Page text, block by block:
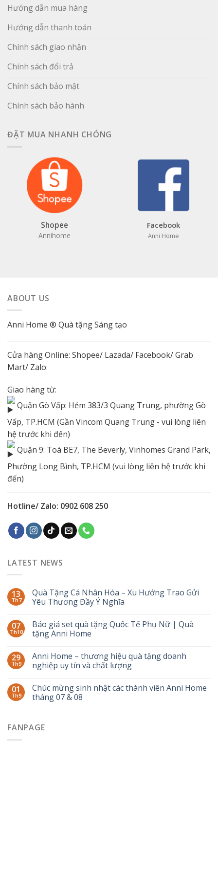
Hướng dẫn mua hàng
Hướng dẫn thanh toán
Chính sách giao nhận
Chính sách đổi trả
Chính sách bảo mật
Chính sách bảo hành
ĐẶT MUA NHANH CHÓNG
Shopee
Annihome
Facebook
Anni Home
ABOUT US
Anni Home ® Quà tặng Sáng tạo
Cửa hàng Online: Shopee/ Lazada/ Facebook/ Grab
Mart/ Zalo:
Giao hàng từ:
Quận Gò Vấp: Hẻm 383/3 Quang Trung, phường Gò
Vấp, TP.HCM (Gần Vincom Quang Trung - vui lòng liên
hệ trước khi đến)
Quận 9: Toà BE7, The Beverly, Vinhomes Grand Park,
Phường Long Bình, TP.HCM (vui lòng liên hệ trước khi
đến)
Hotline/ Zalo: 0902 608 250
LATEST NEWS
13
Th7
Quà Tặng Cá Nhân Hóa – Xu Hướng Trao Gửi
Yêu Thương Đầy Ý Nghĩa
07
Th10
Báo giá set quà tặng Quốc Tế Phụ Nữ | Quà
tặng Anni Home
29
Th9
Anni Home – thương hiệu quà tặng doanh
nghiệp uy tín và chất lượng
01
Th9
Chúc mừng sinh nhật các thành viên Anni Home
tháng 07 & 08
FANPAGE